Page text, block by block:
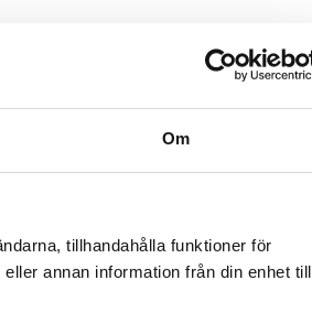
Om
tillhandahålla funktioner för
annan information från din enhet till